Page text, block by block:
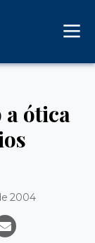
a ótica
2004